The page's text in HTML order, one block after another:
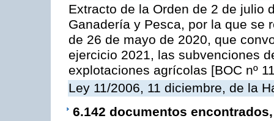
Extracto de la Orden de 2 de julio
Ganadería y Pesca, por la que se
de 26 de mayo de 2020, que
ejercicio 2021, las subvenciones
explotaciones agrícolas [BOC nº
Ley 11/2006, 11 diciembre, de la
6.142 documentos